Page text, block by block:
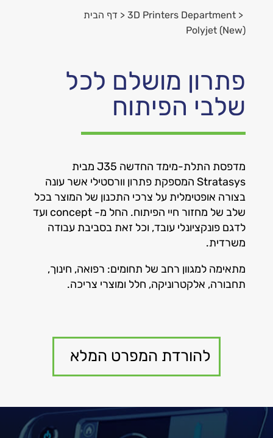
דף הבית <3D Printers Department <
Polyjet (New)
פתרון מושלם לכל
שלבי הפיתוח
מדפסת התלת-מימד החדשה J35 מבית
Stratasys המספקת פתרון וורסטילי אשר עונה
בצורה אופטימלית על צרכי התכנון של המוצר בכל
שלב של מחזור חיי הפיתוח. החל מ- concept ועד
לדגם פונקציונלי עובד, וכל זאת בסביבת עבודה
משרדית.
מתאימה למגוון רחב של תחומים: רפואה, חינוך,
תחבורה, אלקטרוניקה, חלל ומוצרי צריכה.
להורדת המפרט המלא